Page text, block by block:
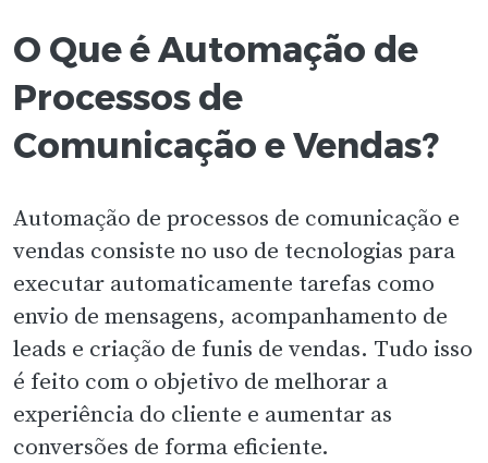
O Que é Automação de
Processos de
Comunicação e Vendas?
Automação de processos de comunicação e
vendas consiste no uso de tecnologias para
executar automaticamente tarefas como
envio de mensagens, acompanhamento de
leads e criação de funis de vendas. Tudo isso
é feito com o objetivo de melhorar a
experiência do cliente e aumentar as
conversões de forma eficiente.